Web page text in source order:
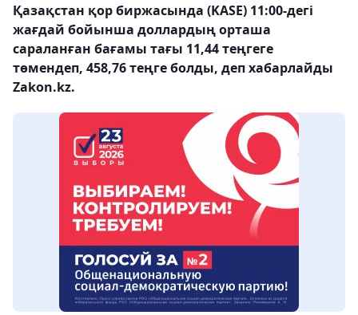
Қазақстан қор биржасында (KASE) 11:00-дегі
жағдай бойынша доллардың орташа
сараланған бағамы тағы 11,44 теңгеге
төмендеп, 458,76 теңге болды, деп хабарлайды
Zakon.kz.